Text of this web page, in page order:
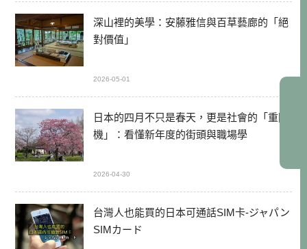
深山裡的美學：安藤雅信與百草藝廊的「絕
對價值」
2026-05-01
日本的四月不只是春天，更是社會的「重開
機」：看懂新年度的街頭與職場學
2026-04-30
台灣人也能買的日本可通話SIM卡-ジャパン
SIMカード